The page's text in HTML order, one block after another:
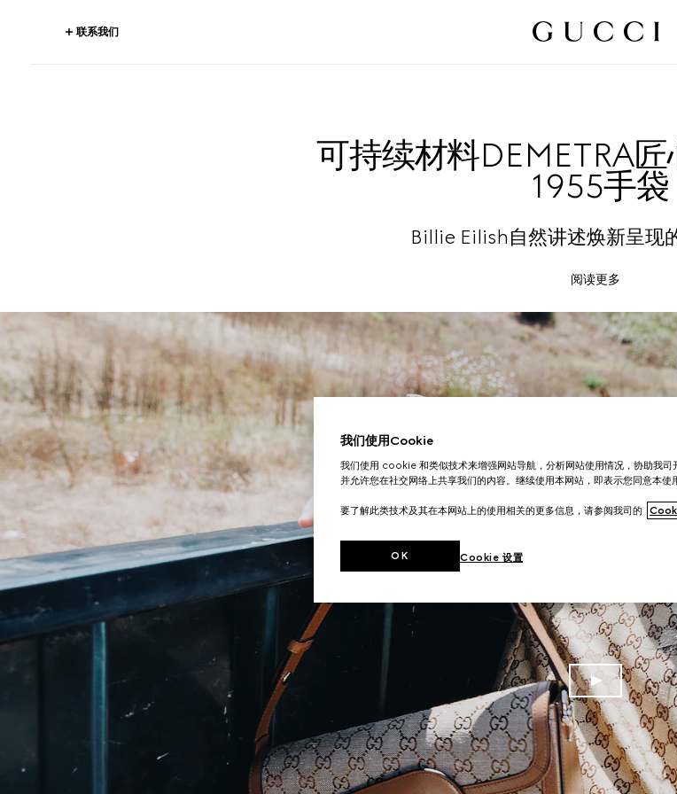
联系我们
可持续材料DEMETRA
1955手袋
Billie Eilish自然讲述焕新呈现
阅读更多
我们使用Cookie
我们使用 cookie 和类似技术来增强网站导航，分析网站使用情况，协助我司
并允许您在社交网络上共享我们的内容。继续使用本网站，即表示您同意本使
要了解此类技术及其在本网站上的使用相关的更多信息，请参阅我司的
Cookie 设置
OK